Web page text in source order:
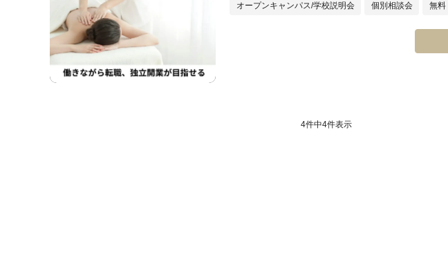
オープンキャンパス/学校説明会 個別相談会 無料
4件中4件表示